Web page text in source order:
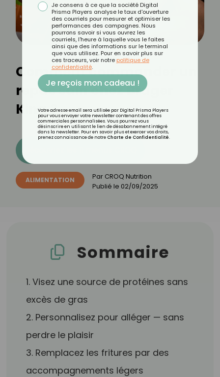
Comment commander un
repas sain chez Bruger
King ?
ALIMENTATION Par CROQ Nutrition
Publié le 02/09/2025
Sommaire
1. Visez une source de protéines sans
excès de gras
2. Personnalisez pour alléger — sans
perdre le plaisir
3. Remplacez les fritures par des
accompagnements légers
Je consens à ce que la société Digital
Prisma Players analyse le taux d'ouverture
des courriels pour mesurer et optimiser les
performances des campagnes. Nous
pourrons savoir si vous ouvrez les
courriels, l'heure à laquelle vous le faites
ainsi que des informations sur le terminal
que vous utilisez. Pour en savoir plus sur
ces traceurs, voir notre politique de
confidentialité.
Je reçois mon cadeau !
Votre adresse email sera utilisée par Digital Prisma Players
pour vous envoyer votre newsletter contenant des offres
commerciales personnalisées. Vous pourrez vous
désinscrire en utilisant le lien de désabonnement intégré
dans la newsletter. Pour en savoir plus et exercer vos droits,
prenez connaissance de notre Charte de Confidentialité.